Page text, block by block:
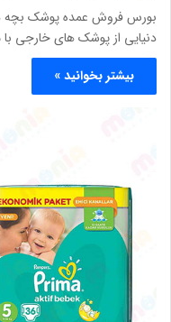
بورس فروش عمده پوشک بچه در
دنیایی از پوشک های خارجی
بیشتر بخوانید »